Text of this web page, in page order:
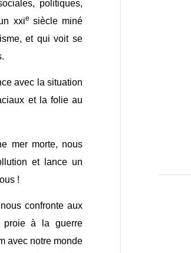
politiques,
xxie siècle miné
et qui voit se
avec la situation
et la folie au
mer morte, nous
et lance un
!
nous confronte aux
proie à la guerre
avec notre monde